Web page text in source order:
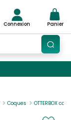
Connexion Panier
Coques OTTERBOX